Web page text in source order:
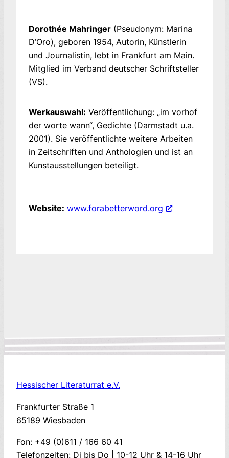
Dorothée Mahringer (Pseudonym: Marina
D’Oro), geboren 1954, Autorin, Künstlerin
und Journalistin, lebt in Frankfurt am Main.
Mitglied im Verband deutscher Schriftsteller
(VS).
Werkauswahl: Veröffentlichung: „im vorhof
der worte wann“, Gedichte (Darmstadt u.a.
2001). Sie veröffentlichte weitere Arbeiten
in Zeitschriften und Anthologien und ist an
Kunstausstellungen beteiligt.
Website: www.forabetterword.org
Hessischer Literaturrat e.V.
Frankfurter Straße 1
65189 Wiesbaden
Fon: +49 (0)611 / 166 60 41
Telefonzeiten: Di bis Do | 10-12 Uhr & 14-16 Uhr